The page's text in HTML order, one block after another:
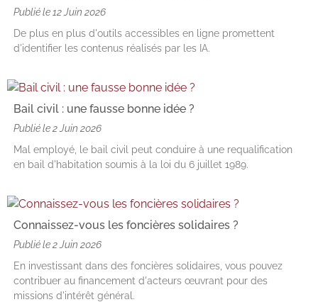
Publié le 12 Juin 2026
De plus en plus d'outils accessibles en ligne promettent
d'identifier les contenus réalisés par les IA.
Bail civil : une fausse bonne idée ?
Publié le2 Juin 2026
Mal employé, le bail civil peut conduire à une requalification
en bail d'habitation soumis à la loi du 6 juillet 1989.
Connaissez-vous les foncières solidaires ?
Publié le2 Juin 2026
En investissant dans des foncières solidaires, vous pouvez
contribuer au financement d'acteurs œuvrant pour des
missions d'intérêt général.